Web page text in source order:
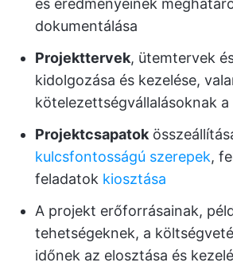
és eredményeinek
dokumentálása
Projekttervek, ütemtervek
kidolgozása és kezelése,
kötelezettségvállalásoknak
Projektcsapatok
kulcsfontosságú szerepek,
feladatok kiosztása
A projekt erőforrásainak,
tehetségeknek, a
időnek az elosztása és